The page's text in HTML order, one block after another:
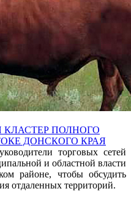
ПОЛНОГО
ДОНСКОГО КРАЯ
торговых сетей
и областной власти
районе, чтобы обсудить
отдаленных территорий.